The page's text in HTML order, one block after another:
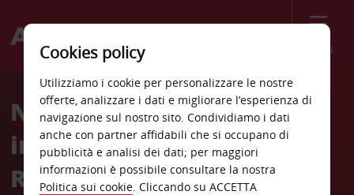
Menù
Welcome
AvisNoleggio auto Aeroporto
internazionale di
Rochester
Cookies policy
Utilizziamo i cookie per personalizzare le nostre
offerte, analizzare i dati e migliorare l’esperienza di
navigazione sul nostro sito. Condividiamo i dati
anche con partner affidabili che si occupano di
pubblicità e analisi dei dati; per maggiori
informazioni è possibile consultare la nostra
Politica sui cookie. Cliccando su ACCETTA